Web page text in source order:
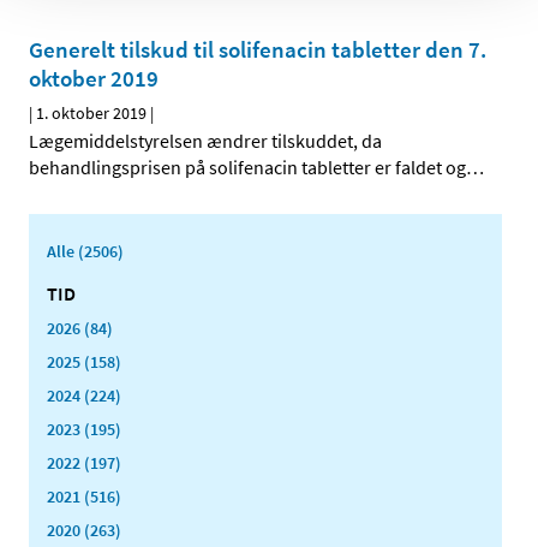
Generelt tilskud til solifenacin tabletter den 7.
oktober 2019
| 1. oktober 2019 |
Lægemiddelstyrelsen ændrer tilskuddet, da
behandlingsprisen på solifenacin tabletter er faldet og…
Alle (2506)
TID
2026 (84)
2025 (158)
2024 (224)
2023 (195)
2022 (197)
2021 (516)
2020 (263)